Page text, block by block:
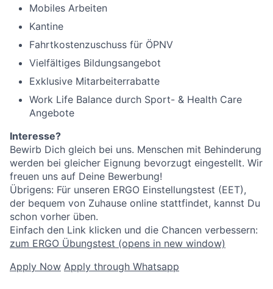
Mobiles Arbeiten
Kantine
Fahrtkostenzuschuss für ÖPNV
Vielfältiges Bildungsangebot
Exklusive Mitarbeiterrabatte
Work Life Balance durch Sport- & Health Care
Angebote
Interesse?
Bewirb Dich gleich bei uns. Menschen mit Behinderung
werden bei gleicher Eignung bevorzugt eingestellt. Wir
freuen uns auf Deine Bewerbung!
Übrigens: Für unseren ERGO Einstellungstest (EET),
der bequem von Zuhause online stattfindet, kannst Du
schon vorher üben.
Einfach den Link klicken und die Chancen verbessern:
zum ERGO Übungstest (opens in new window)
Apply Now Apply through Whatsapp